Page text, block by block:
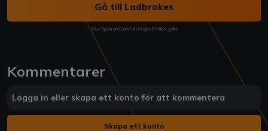
Gå till Ladbrokes
18+ Spela ansvarsfullt Regler & Villkor gäller
Kommentarer
Logga in eller skapa ett konto för att kommentera
Skapa ett konto